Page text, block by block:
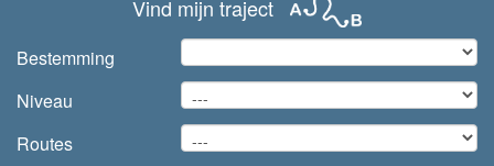
Vind mijn traject
Bestemming
Niveau
Routes